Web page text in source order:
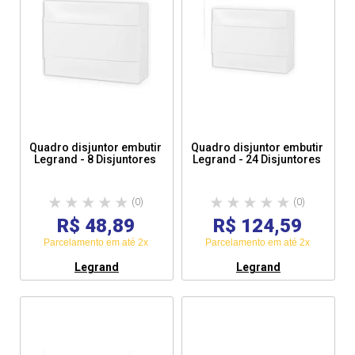
Material: Plástico
Largura: 45,2cm
Profundidade: 11,0cm
Quadro disjuntor embutir
Legrand - 8 Disjuntores
(0)
R$ 48,89
Parcelamento em até 2x
Legrand
Quadro disjuntor embutir
Legrand - 24 Disjuntores
(0)
R$ 124,59
Parcelamento em até 2x
Legrand